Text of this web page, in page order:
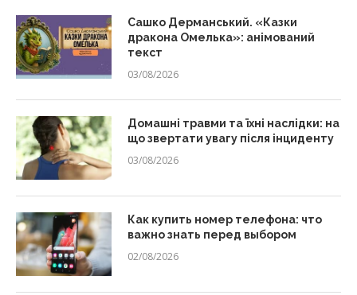
Сашко Дерманський. «Казки
дракона Омелька»: анімований
текст
03/08/2026
Домашні травми та їхні наслідки: на
що звертати увагу після інциденту
03/08/2026
Как купить номер телефона: что
важно знать перед выбором
02/08/2026